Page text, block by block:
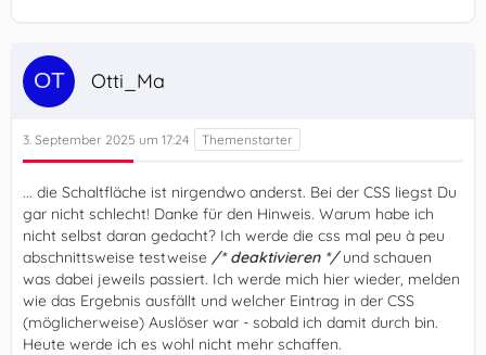
Otti_Ma
3. September 2025 um 17:24
... die Schaltfläche ist nirgendwo anderst. Bei der CSS liegst Du
gar nicht schlecht! Danke für den Hinweis. Warum habe ich
nicht selbst daran gedacht? Ich werde die css mal peu à peu
abschnittsweise testweise /* deaktivieren */ und schauen
was dabei jeweils passiert. Ich werde mich hier wieder, melden
wie das Ergebnis ausfällt und welcher Eintrag in der CSS
(möglicherweise) Auslöser war - sobald ich damit durch bin.
Heute werde ich es wohl nicht mehr schaffen.